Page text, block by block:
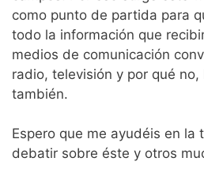
como punto de partida para
todo la información que
medios de comunicación
radio, televisión y por qué
también.
Espero que me ayudéis en la
debatir sobre éste y otros